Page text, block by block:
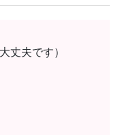
丈夫です）